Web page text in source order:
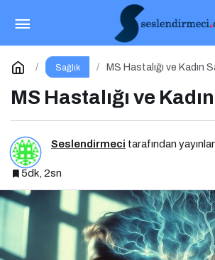
Sağlık MS Hastalığı ve Kadın
MS Hastalığı ve
Seslendirmeci tarafından
5dk, 2sn
İnsülin Direnci Belirtileri ve
Yorum Yap